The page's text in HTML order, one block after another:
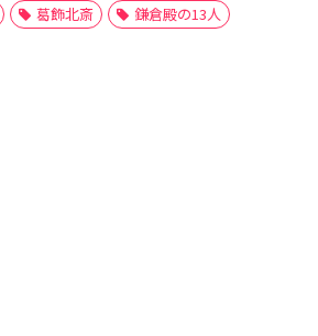
葛飾北斎 鎌倉殿の13人